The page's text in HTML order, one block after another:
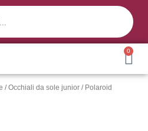
0
/Occhiali da sole junior / Polaroid